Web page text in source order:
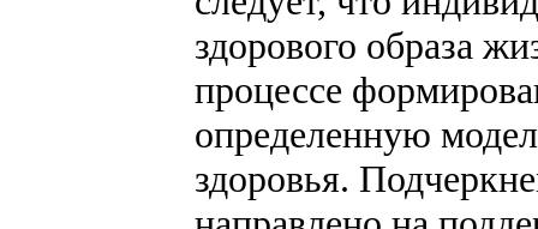
здорового образа
процессе
определенную
здоровья.